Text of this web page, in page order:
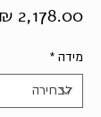
מידה *